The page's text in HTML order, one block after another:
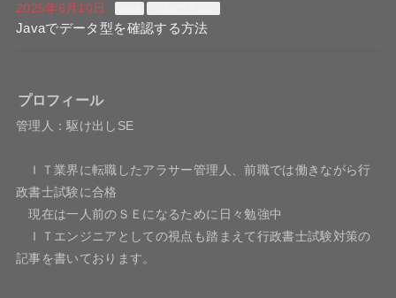
2025年6月10日
Javaでデータ型を確認する方法
プロフィール
管理人：駆け出しSE
ＩＴ業界に転職したアラサー管理人、前職では働きながら行
政書士試験に合格
現在は一人前のＳＥになるために日々勉強中
ＩＴエンジニアとしての視点も踏まえて行政書士試験対策の
記事を書いております。